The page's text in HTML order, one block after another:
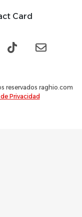
reservados raghio.com
Privacidad